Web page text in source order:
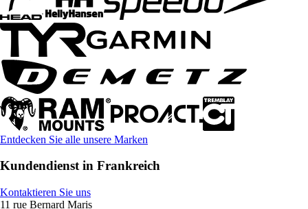
Entdecken Sie alle unsere Marken
Kundendienst in Frankreich
Kontaktieren Sie uns
11 rue Bernard Maris